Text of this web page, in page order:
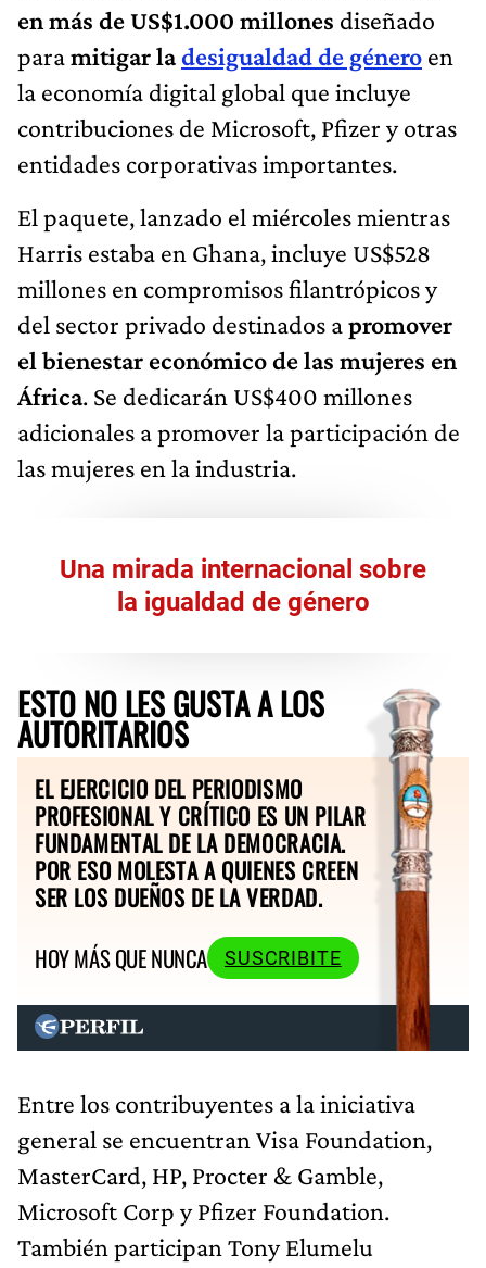
en más de US$1.000 millones diseñado
paramitigar ladesigualdad de género en
la economía digital global que incluye
contribuciones de Microsoft, Pfizer y otras
entidades corporativas importantes.
El paquete, lanzado el miércoles mientras
Harris estaba en Ghana, incluye US$528
millones en compromisos filantrópicos y
del sector privado destinados apromover
el bienestar económico de las mujeres en
África. Se dedicarán US$400 millones
adicionales a promover la participación de
las mujeres en la industria.
Una mirada internacional sobre
la igualdad de género
ESTO NO LES GUSTA A LOS
AUTORITARIOS
EL EJERCICIO DEL PERIODISMO
PROFESIONAL Y CRÍTICO ES UN PILAR
FUNDAMENTAL DE LA DEMOCRACIA.
POR ESO MOLESTA A QUIENES CREEN
SER LOS DUEÑOS DE LA VERDAD.
HOY MÁS QUE NUNCA
SUSCRIBITE
Entre los contribuyentes a la iniciativa
general se encuentran Visa Foundation,
MasterCard, HP, Procter & Gamble,
Microsoft Corp y Pfizer Foundation.
También participan Tony Elumelu